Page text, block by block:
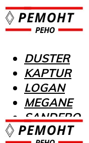
DUSTER
KAPTUR
LOGAN
MEGANE
SANDERO